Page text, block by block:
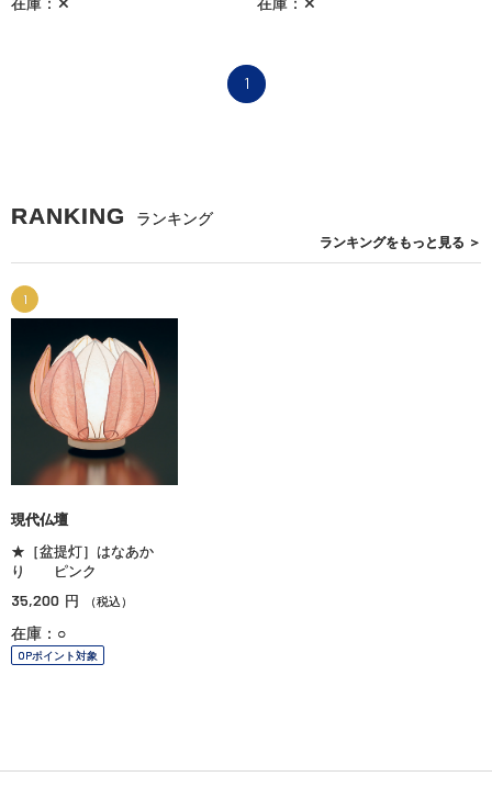
1
RANKING ランキング
ランキングをもっと見る ＞
1
現代仏壇
★［盆提灯］はなあか
り ピンク
35,200 円 （税込）
在庫：○
OPポイント対象